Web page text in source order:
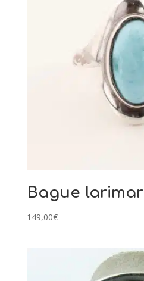
Bague larimar
149,00€